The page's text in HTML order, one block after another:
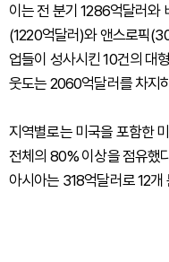
이는 전 분기 1286억달러와
(1220억달러)와 앤스로픽
업들이 성사시킨 10건의 대
웃도는 2060억달러를 차지
지역별로는 미국을 포함한
전체의 80% 이상을 점유했
아시아는 318억달러로 12개